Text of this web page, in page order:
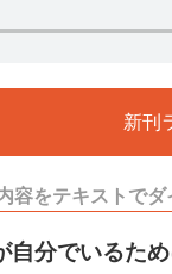
新刊
容をテキストで
分でいるた